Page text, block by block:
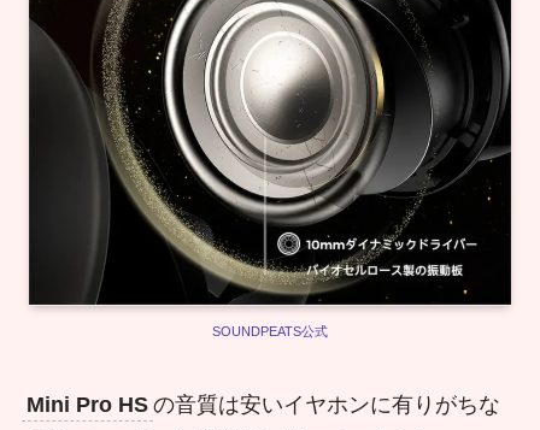
SOUNDPEATS公式
Mini Pro HS の音質は安いイヤホンに有りがちな